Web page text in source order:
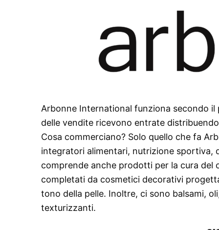
Arbonne International funziona secondo
delle vendite ricevono entrate
Cosa commerciano? Solo quello che fa
integratori alimentari, nutrizione sportiva,
comprende anche prodotti per la cura del
completati da cosmetici decorativi
tono della pelle. Inoltre, ci sono balsami,
texturizzanti.